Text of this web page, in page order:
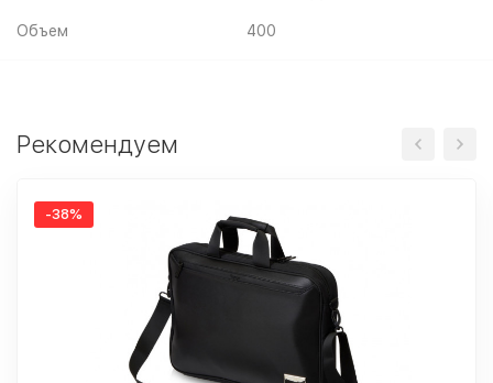
Объем 400
Рекомендуем
-38%